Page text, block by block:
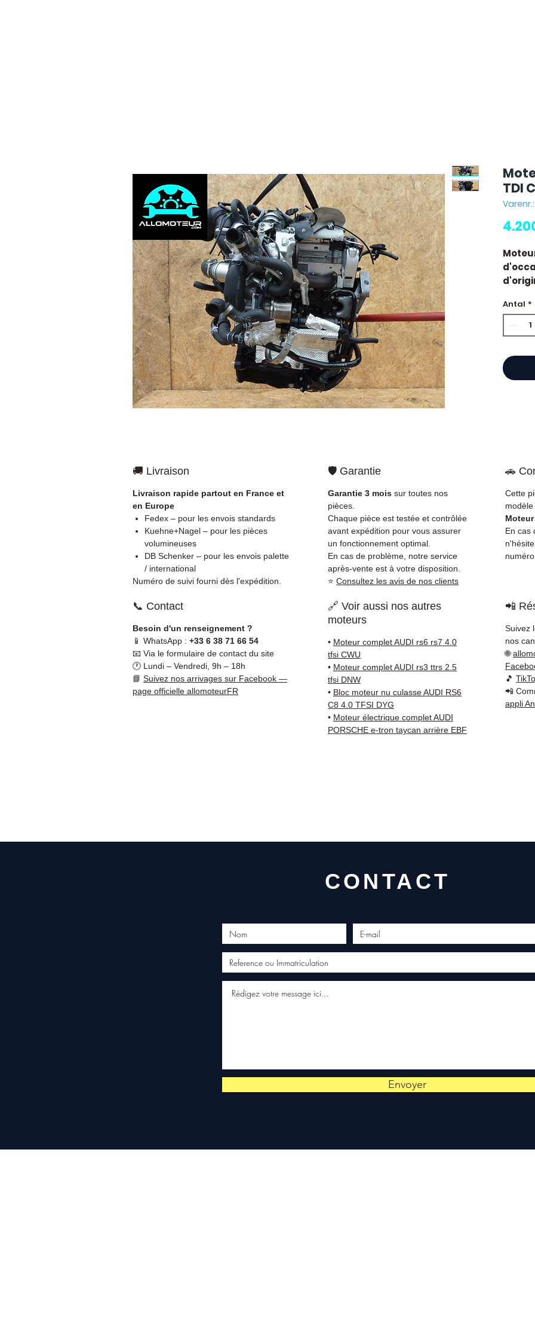
TDI
sur
+33 6
5 à 7
sur
en
Antal *
🚚 Livraison
Livraison rapide partout en France et
en Europe
Fedex – pour les envois standards
Kuehne+Nagel – pour les pièces
volumineuses
DB Schenker – pour les envois palette
/ international
Numéro de suivi fourni dès l'expédition.
🛡️ Garantie
Garantie 3 mois sur toutes nos
pièces.
Chaque pièce est testée et contrôlée
avant expédition pour vous assurer
un fonctionnement optimal.
En cas de problème, notre service
après-vente est à votre disposition.
⭐ Consultez les avis de nos clients
🚗
Cette
En cas
📞 Contact
Besoin d'un renseignement ?
📱 WhatsApp : +33 6 38 71 66 54
📧 Via le formulaire de contact du site
🕐 Lundi – Vendredi, 9h – 18h
📘 Suivez nos arrivages sur Facebook —
page officielle allomoteurFR
🔗 Voir aussi nos autres
moteurs
• Moteur complet AUDI rs6 rs7 4.0
tfsi CWU
• Moteur complet AUDI rs3 ttrs 2.5
tfsi DNW
• Bloc moteur nu culasse AUDI RS6
C8 4.0 TFSI DYG
• Moteur électrique complet AUDI
PORSCHE e-tron taycan arrière EBF
📲
Suivez
nos
🌐
🎵
📲
appli
CONTACT
Envoyer